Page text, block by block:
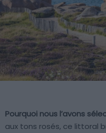
Pourquoi nous l’avons
aux tons rosés, ce littoral